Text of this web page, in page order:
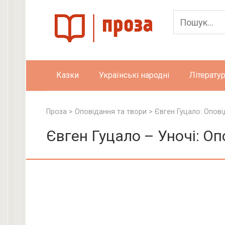
Казки Українські народні
Проза > Оповідання та твори > Євген Гуцало:
Євген Гуцало – Уночі: